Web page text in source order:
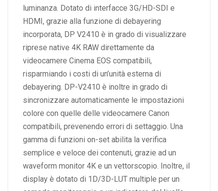
luminanza. Dotato di interfacce 3G/HD-SDI e
HDMI, grazie alla funzione di debayering
incorporata, DP V2410 è in grado di visualizzare
riprese native 4K RAW direttamente da
videocamere Cinema EOS compatibili,
risparmiando i costi di un’unità esterna di
debayering. DP-V2410 è inoltre in grado di
sincronizzare automaticamente le impostazioni
colore con quelle delle videocamere Canon
compatibili, prevenendo errori di settaggio. Una
gamma di funzioni on-set abilita la verifica
semplice e veloce dei contenuti, grazie ad un
waveform monitor 4K e un vettorscopio. Inoltre, il
display è dotato di 1D/3D-LUT multiple per un